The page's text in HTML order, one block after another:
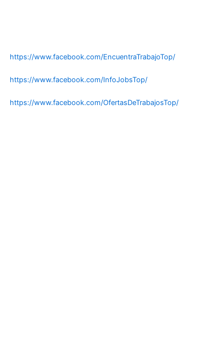
https://www.facebook.com/EncuentraTrabajoTop/
https://www.facebook.com/InfoJobsTop/
https://www.facebook.com/OfertasDeTrabajosTop/